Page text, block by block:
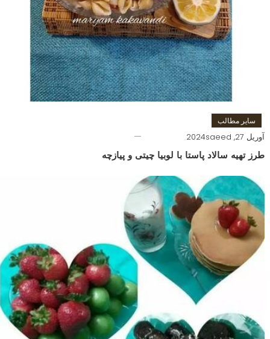
سایر مطالب
آوریل 27, 2024 saeed
طرز تهیه سالاد پاستا با لوبیا چیتی و پیازچه